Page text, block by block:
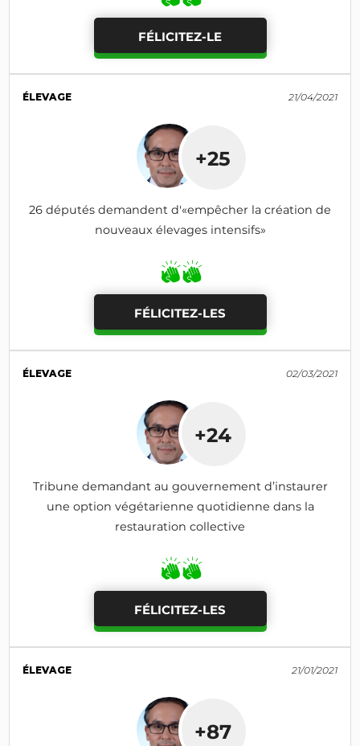
FÉLICITEZ-LE
ÉLEVAGE 21/04/2021
+25
26 députés demandent d'«empêcher la création de
nouveaux élevages intensifs»
FÉLICITEZ-LES
ÉLEVAGE 02/03/2021
+24
Tribune demandant au gouvernement d’instaurer
une option végétarienne quotidienne dans la
restauration collective
FÉLICITEZ-LES
ÉLEVAGE 21/01/2021
+87